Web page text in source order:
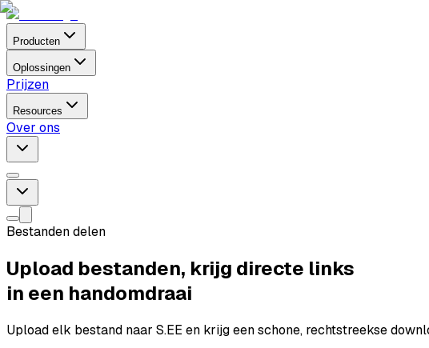
Producten
Oplossingen
Prijzen
Resources
Over ons
Bestanden delen
Upload bestanden, krijg directe links
in een handomdraai
Upload elk bestand naar S.EE en krijg een schone, rechtstreekse